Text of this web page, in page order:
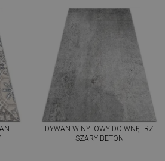
DYWAN WINYLOWY DO WNĘTRZ
SZARY BETON